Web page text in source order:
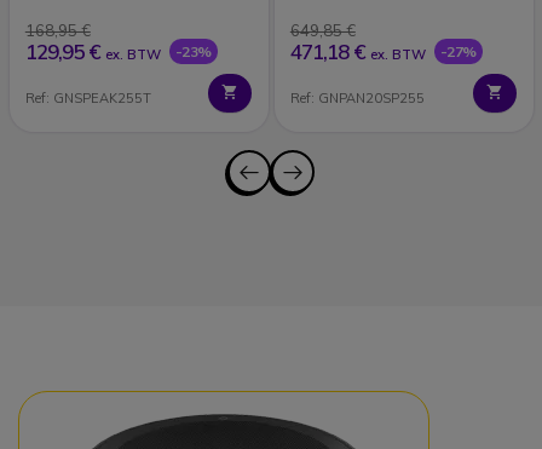
168,95 €
129,95 € ex. BTW -23%
Ref: GNSPEAK255T
649,85 €
471,18 € ex. BTW -27%
Ref: GNPAN20SP255